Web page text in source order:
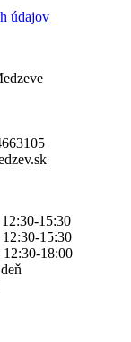
údajov
15:30
15:30
18:00